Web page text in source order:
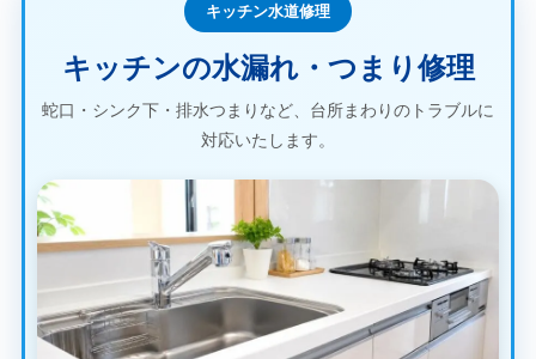
キッチン水道修理
キッチンの水漏れ・つまり修理
蛇口・シンク下・排水つまりなど、台所まわりのトラブルに
対応いたします。